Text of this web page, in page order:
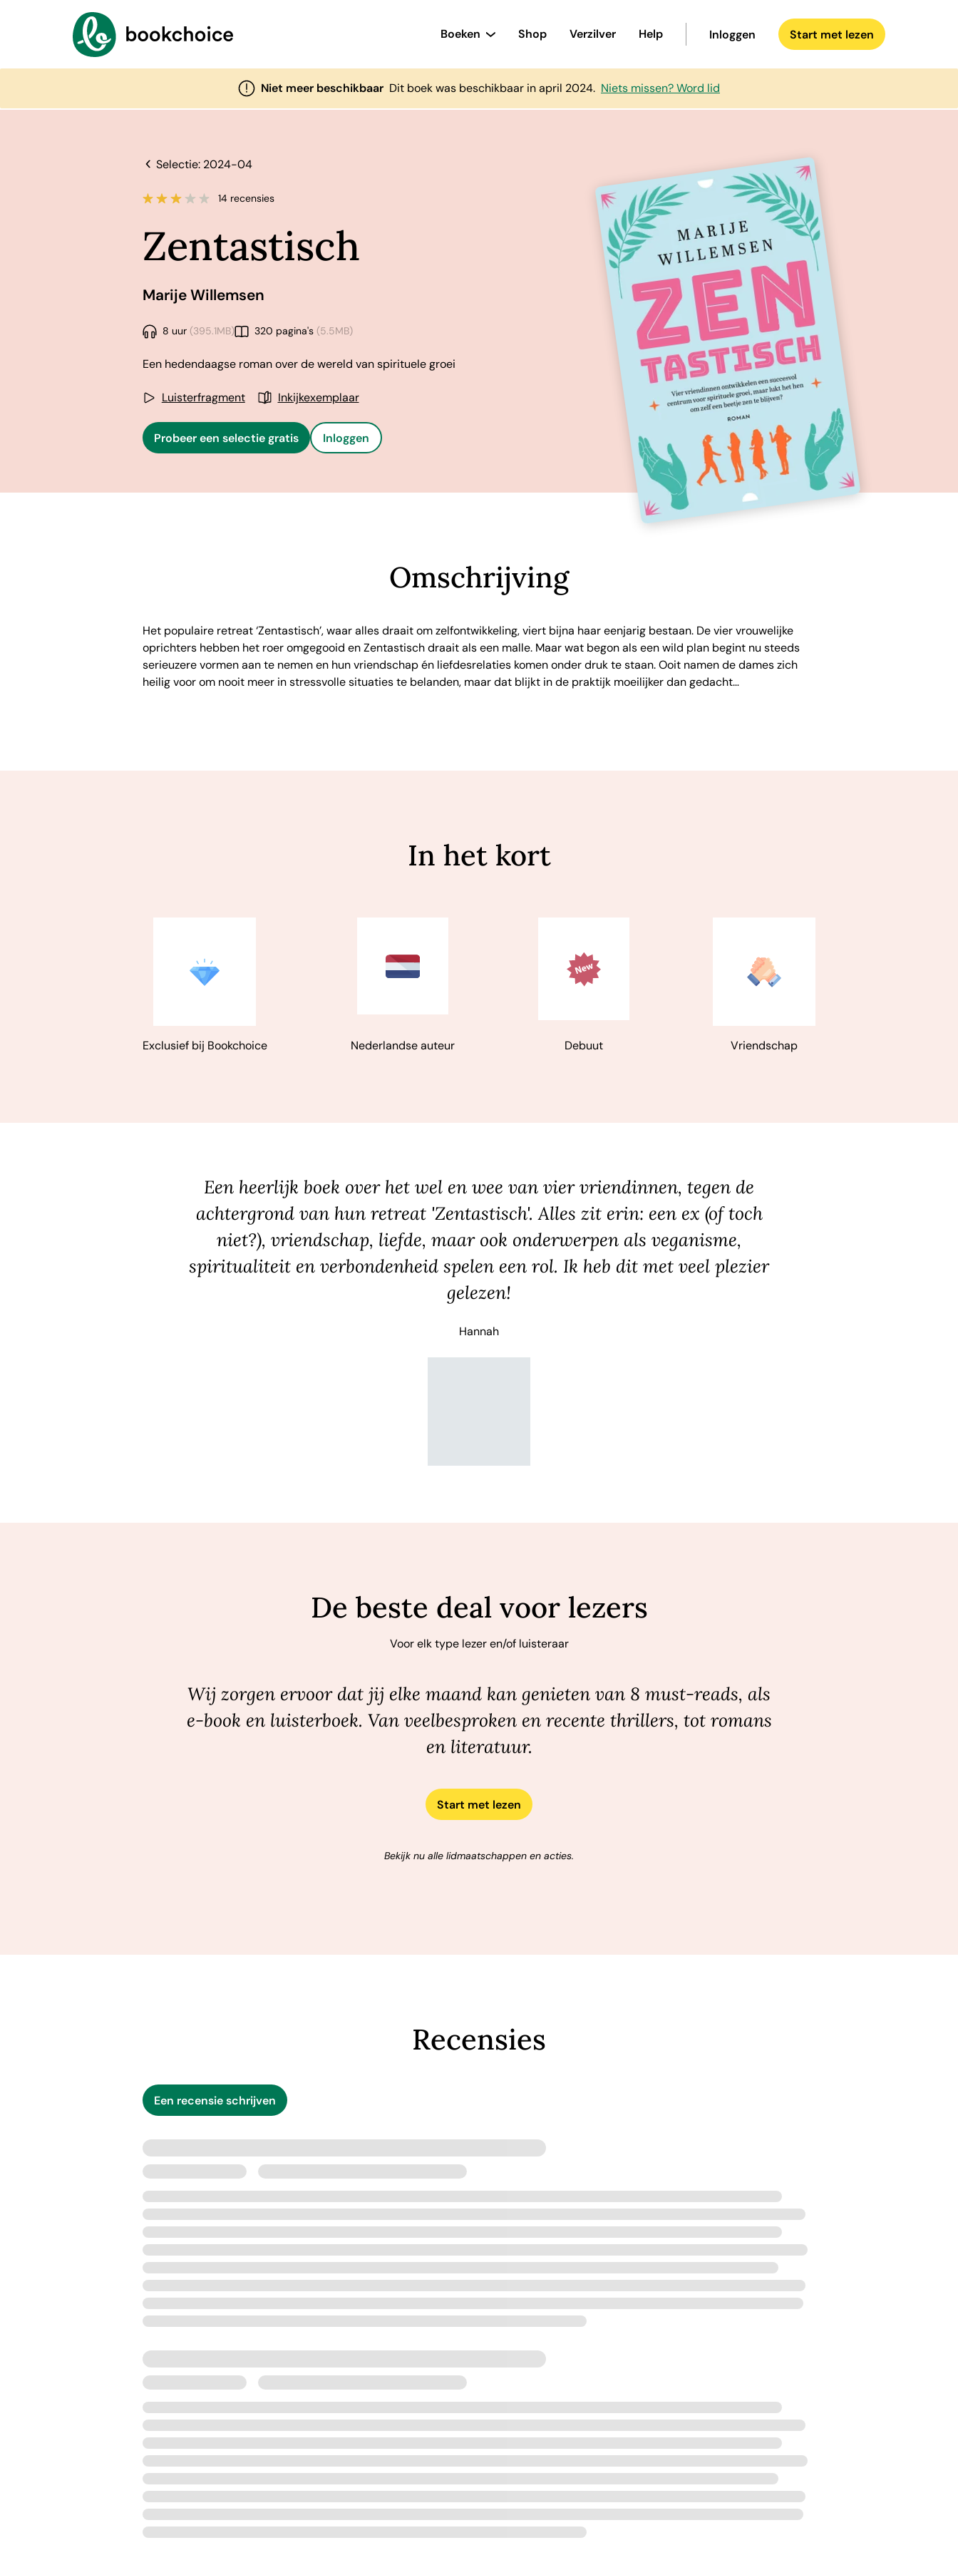
Boeken Shop Verzilver Help Inloggen Start met lezen
Niet meer beschikbaar Dit boek was beschikbaar in april 2024. Niets missen? Word lid
Selectie: 2024-04
14 recensies
Zentastisch
Marije Willemsen
8 uur(395.1MB) 320 pagina's(5.5MB)
Een hedendaagse roman over de wereld van spirituele groei
Luisterfragment Inkijkexemplaar
Probeer een selectie gratis Inloggen
Omschrijving
Het populaire retreat ‘Zentastisch’, waar alles draait om zelfontwikkeling, viert bijna haar eenjarig bestaan. De vier vrouwelijke
oprichters hebben het roer omgegooid en Zentastisch draait als een malle. Maar wat begon als een wild plan begint nu steeds
serieuzere vormen aan te nemen en hun vriendschap én liefdesrelaties komen onder druk te staan. Ooit namen de dames zich
heilig voor om nooit meer in stressvolle situaties te belanden, maar dat blijkt in de praktijk moeilijker dan gedacht…
In het kort
Exclusief bij Bookchoice Nederlandse auteur Debuut Vriendschap
Een heerlijk boek over het wel en wee van vier vriendinnen, tegen de
achtergrond van hun retreat 'Zentastisch'. Alles zit erin: een ex (of toch
niet?), vriendschap, liefde, maar ook onderwerpen als veganisme,
spiritualiteit en verbondenheid spelen een rol. Ik heb dit met veel plezier
gelezen!
Hannah
De beste deal voor lezers
Voor elk type lezer en/of luisteraar
Wij zorgen ervoor dat jij elke maand kan genieten van 8 must-reads, als
e-book en luisterboek. Van veelbesproken en recente thrillers, tot romans
en literatuur.
Start met lezen
Bekijk nu alle lidmaatschappen en acties.
Recensies
Een recensie schrijven